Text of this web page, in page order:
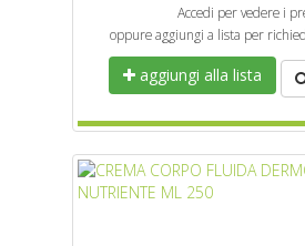
Accedi per vedere i
oppure aggiungi a lista per
aggiungi alla lista